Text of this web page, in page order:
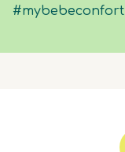
#mybebeconfort